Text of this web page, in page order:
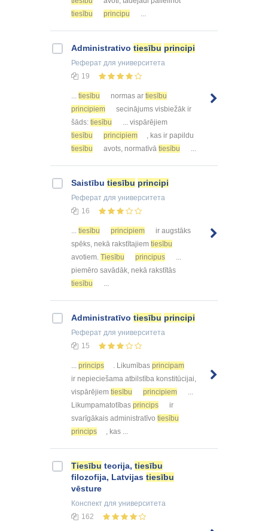
tiesību
principu ...
Administrativo tiesību principi
Реферат для университета
19
... tiesību normas ar tiesību
principiem
secinājums visbiežāk ir
šāds: tiesību
... vispārējiem
tiesību
principiem
, kas ir papildu
tiesību
avots, normatīvā tiesību ...
Saistību tiesību principi
Реферат для университета
16
... tiesību principiem
ir augstāks
spēks, nekā rakstītajiem tiesību
avotiem. Tiesību principus
...
piemēro savādāk, nekā rakstītās
tiesību
...
Administratīvo tiesību principi
Реферат для университета
15
princips . Likumības principam
ir nepieciešama atbilstība konstitūcijai,
vispārējiem tiesību principiem
Likumpamatotības princips
ir
svarīgākais administratīvo tiesību
princips
, kas ...
Tiesību teorija, tiesību
filozofija, Latvijas tiesību
vēsture
Конспект для университета
162